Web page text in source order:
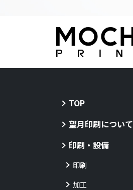
TOP
望月印刷について
印刷・設備
印刷
加工